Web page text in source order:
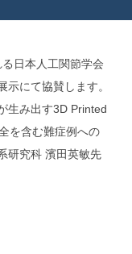
日本人工関節学会
にて協賛します。
生み出す3D Printed
を含む難症例への
研究科 濱田英敏先